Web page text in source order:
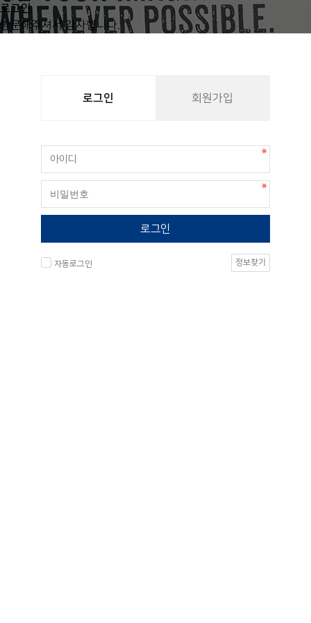
로그인
방문해주셔서 감사합니다.
로그인 회원가입
로그인
자동로그인 정보찾기